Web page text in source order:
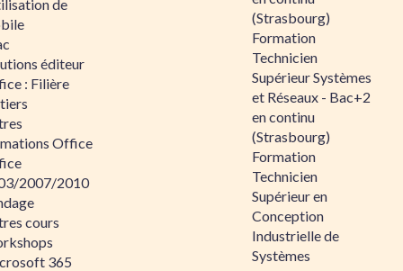
de
éditeur
: Filière
Office
2007/2010
cours
365
(Strasbourg)
Formation
Technicien
Supérieur Systèmes
et Réseaux - Bac+2
en continu
(Strasbourg)
Formation
Technicien
Supérieur en
Conception
Industrielle de
Systèmes